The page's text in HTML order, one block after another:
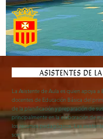
La Asistente de Aula es quien apoya a
docentes de Educación Básica del
de la planificación y preparación de
principalmente en la elaboración de
los recursos pedagógicos. Las
son: